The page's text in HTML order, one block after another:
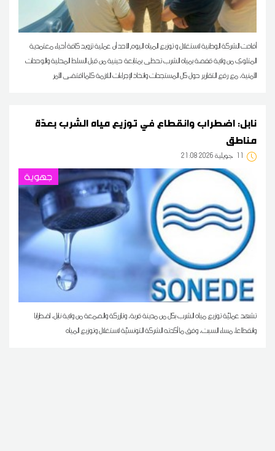
أفادت الشركة الوطنية لاستغلال و توزيع المياه اليوم الأحد أن عملية تزويد كافة أحياء معتمدية
المتلوي من ولاية قفصة بمياه الشرب تحظى بمتابعة حينية من قبل السلط المحلية والوحدات
الأمنية، مع رفع التقارير حول كل المستجدات واتخاذ الإجراءات اللازمة كلما اقتضى الأمر
نابل: اضطراب وانقطاع في توزيع مياه الشرب بعدّة
مناطق
11 21:08 2026 جويلية
جهوية
تشهد عمليّة توزيع مياه الشرب بكل من مدينة قربة، وتازركة والصمعة من ولاية نابل، اضطرابا
وانقطاعا، مساء السبت، وفق ما أكدته الشركة التونسيّة لاستغلال وتوزيع المياه